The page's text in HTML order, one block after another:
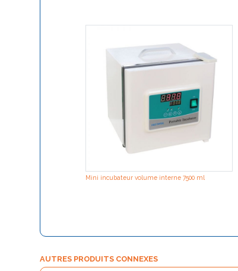
Mini incubateur volume interne 7500 ml
AUTRES PRODUITS CONNEXES